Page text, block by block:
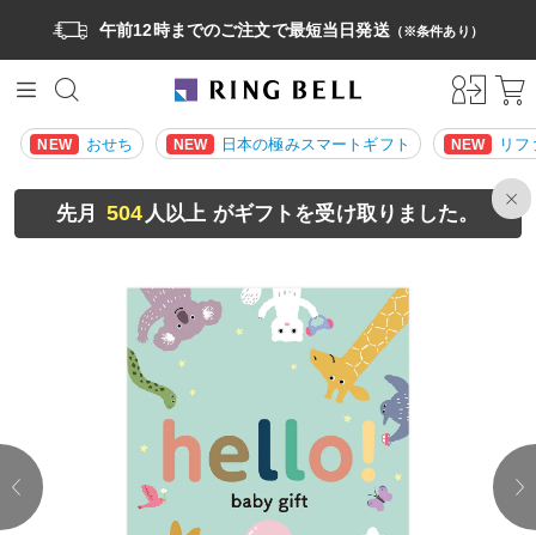
午前12時までのご注文で最短当日発送（※条件あり）
NEW おせち NEW 日本の極みスマートギフト NEW リ
先月 504 人以上 がギフトを受け取りました。
prev